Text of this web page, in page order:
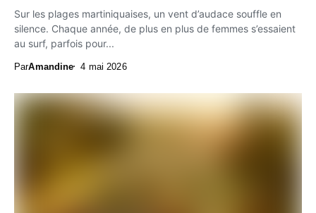
Sur les plages martiniquaises, un vent d’audace souffle en
silence. Chaque année, de plus en plus de femmes s’essaient
au surf, parfois pour...
ParAmandine 4 mai 2026